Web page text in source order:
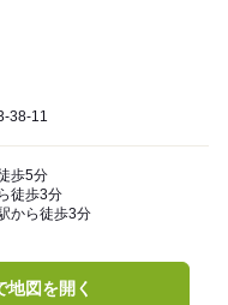
38-11
歩5分
徒歩3分
から徒歩3分
地図を開く